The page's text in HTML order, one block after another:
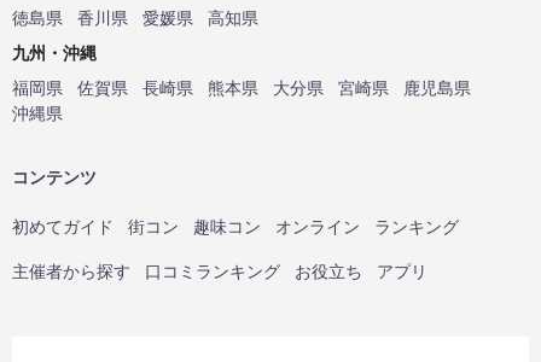
徳島県
香川県 愛媛県
高知県
九州・沖縄
福岡県
佐賀県 長崎県 熊本県 大分県 宮崎県
鹿児島県
沖縄県
コンテンツ
初めてガイド 街コン 趣味コン オンライン ランキング
主催者から探す 口コミランキング お役立ち アプリ